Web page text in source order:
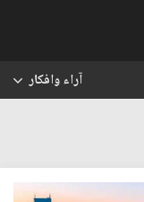
آراء وافكار